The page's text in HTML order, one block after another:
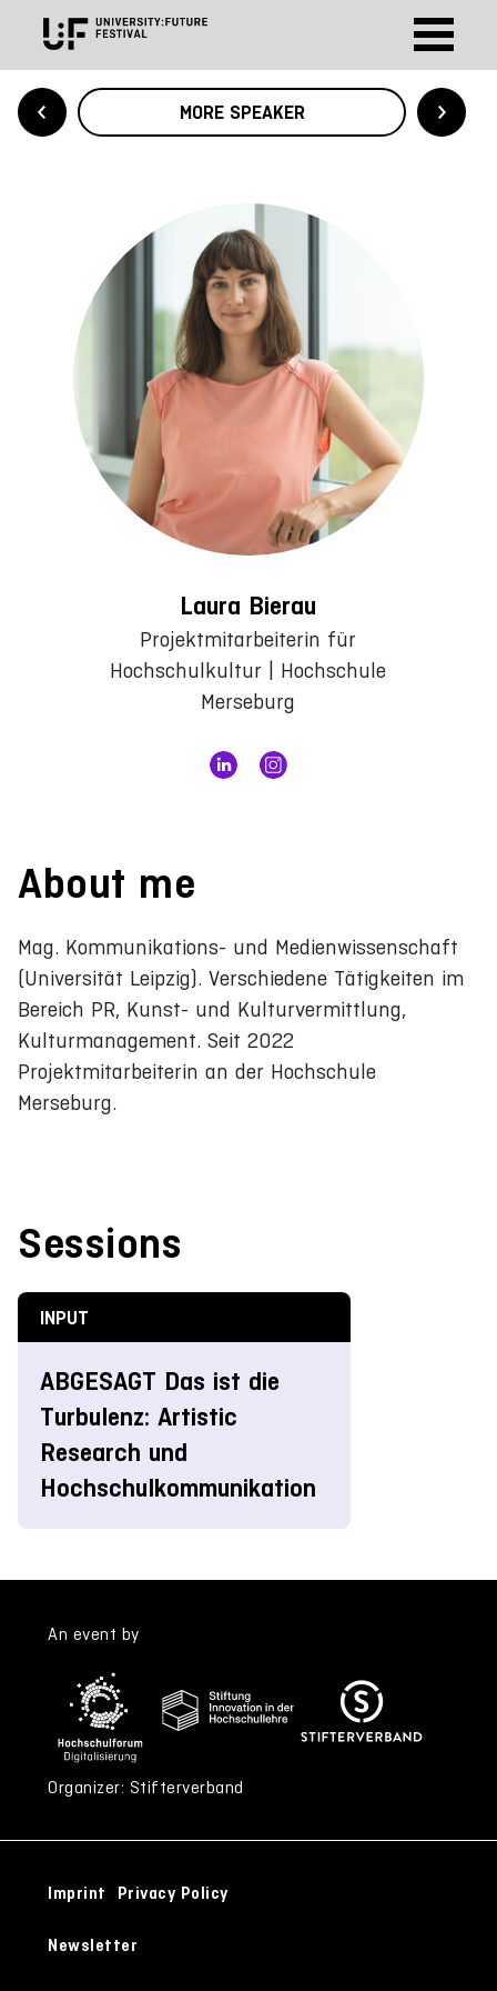
MORE SPEAKER
Laura Bierau
Projektmitarbeiterin für
Hochschulkultur | Hochschule
Merseburg
About me
Mag. Kommunikations- und Medienwissenschaft
(Universität Leipzig). Verschiedene Tätigkeiten im
Bereich PR, Kunst- und Kulturvermittlung,
Kulturmanagement. Seit 2022
Projektmitarbeiterin an der Hochschule
Merseburg.
Sessions
INPUT
ABGESAGT Das ist die
Turbulenz: Artistic
Research und
Hochschulkommunikation
An event by
Organizer: Stifterverband
Imprint Privacy Policy
Newsletter